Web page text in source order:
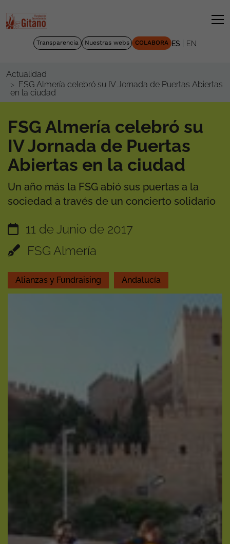
Transparencia Nuestras webs COLABORA ES EN
Actualidad
FSG Almería celebró su IV Jornada de Puertas Abiertas
en la ciudad
FSG Almería celebró su
IV Jornada de Puertas
Abiertas en la ciudad
Un año más la FSG abió sus puertas a la
sociedad a través de un concierto solidario
11 de Junio de 2017
FSG Almería
Alianzas y Fundraising Andalucía